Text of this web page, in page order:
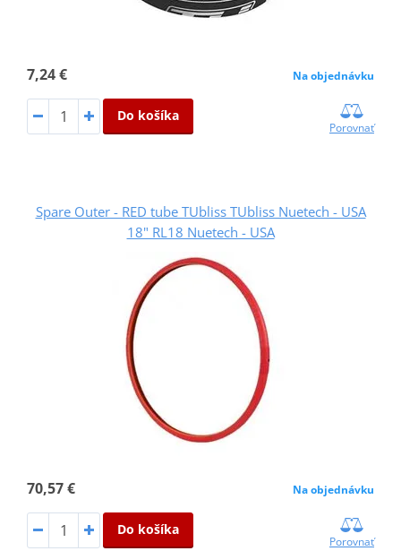
7,24 € Na objednávku
Do košíka
Porovnať
Spare Outer - RED tube TUbliss TUbliss Nuetech - USA
18" RL18 Nuetech - USA
70,57 € Na objednávku
Do košíka
Porovnať